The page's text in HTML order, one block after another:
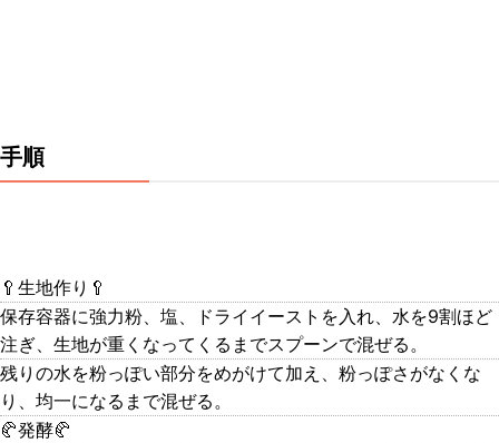
手順
🥄生地作り🥄
保存容器に強力粉、塩、ドライイーストを入れ、水を9割ほど
注ぎ、生地が重くなってくるまでスプーンで混ぜる。
残りの水を粉っぽい部分をめがけて加え、粉っぽさがなくな
り、均一になるまで混ぜる。
🥐発酵🥐